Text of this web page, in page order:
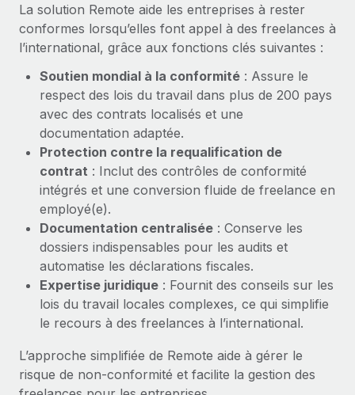
Gardez un temps d’avance sur les risques en
matière de conformité
Achetez et suivez vos équipements informatiques
dans le monde entier
Création d’entité
Établissez des entités rapidement et en toute
conformité
Mobilité et déménagement international
Organisez facilement le déménagement de vos
employés
Avantages sociaux
Gérez facilement les avantages sociaux
Paie multipays
EOR et PEO
Gestion des freelances
Taxes
Explorer le blog
BLOG
Mises à jour des produits de Remote :
Intégrations Gusto et Xero et Gestion des
freelances Plus
Remote a toujours pour mission d'aider les entreprises de
toute taille à embaucher, gérer et payer...
La solution Remote aide les entreprises à rester
conformes lorsqu’elles font appel à des freelances à
l’international, grâce aux fonctions clés suivantes :
Soutien mondial à la conformité : Assure le
respect des lois du travail dans plus de 200 pays
avec des contrats localisés et une
documentation adaptée.
Protection contre la requalification de
contrat : Inclut des contrôles de conformité
intégrés et une conversion fluide de freelance en
employé(e).
Documentation centralisée : Conserve les
dossiers indispensables pour les audits et
automatise les déclarations fiscales.
Expertise juridique : Fournit des conseils sur les
lois du travail locales complexes, ce qui simplifie
le recours à des freelances à l’international.
L’approche simplifiée de Remote aide à gérer le
risque de non-conformité et facilite la gestion des